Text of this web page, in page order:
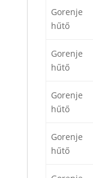
Gorenje
hűtő
Gorenje
hűtő
Gorenje
hűtő
Gorenje
hűtő